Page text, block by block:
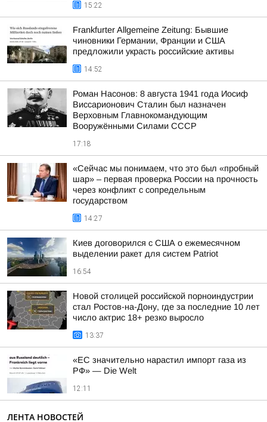
15:22
Frankfurter Allgemeine Zeitung: Бывшие
чиновники Германии, Франции и США
предложили украсть российские активы
14:52
Роман Насонов: 8 августа 1941 года Иосиф
Виссарионович Сталин был назначен
Верховным Главнокомандующим
Вооружёнными Силами СССР
17:18
«Сейчас мы понимаем, что это был «пробный
шар» – первая проверка России на прочность
через конфликт с сопредельным
государством
14:27
Киев договорился с США о ежемесячном
выделении ракет для систем Patriot
16:54
Новой столицей российской порноиндустрии
стал Ростов-на-Дону, где за последние 10 лет
число актрис 18+ резко выросло
13:37
«ЕС значительно нарастил импорт газа из
РФ» — Die Welt
12:11
ЛЕНТА НОВОСТЕЙ